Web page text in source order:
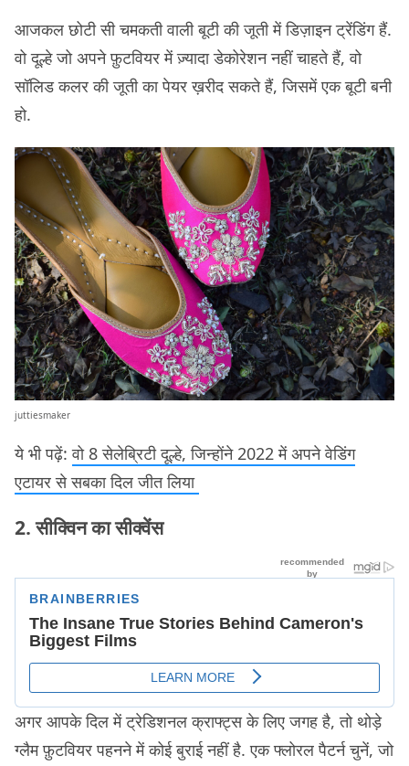
आजकल छोटी सी चमकती वाली बूटी की जूती में डिज़ाइन ट्रेंडिंग हैं.
वो दूल्हे जो अपने फ़ुटवियर में ज़्यादा डेकोरेशन नहीं चाहते हैं, वो
सॉलिड कलर की जूती का पेयर ख़रीद सकते हैं, जिसमें एक बूटी बनी
हो.
juttiesmaker
ये भी पढ़ें:वो 8 सेलेब्रिटी दूल्हे, जिन्होंने 2022 में अपने वेडिंग
एटायर से सबका दिल जीत लिया
2. सीक्विन का सीक्वेंस
अगर आपके दिल में ट्रेडिशनल क्राफ्ट्स के लिए जगह है, तो थोड़े
ग्लैम फ़ुटवियर पहनने में कोई बुराई नहीं है. एक फ्लोरल पैटर्न चुनें, जो